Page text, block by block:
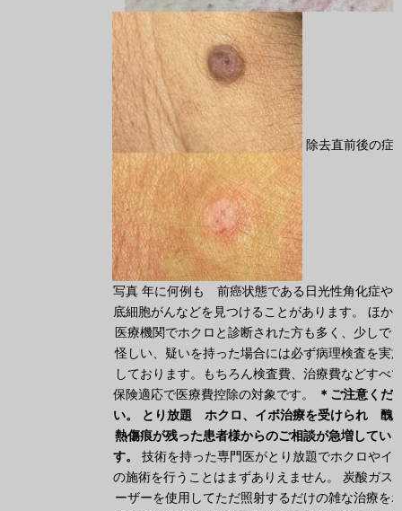
除去直前後の症
写真 年に何例も 前癌状態である日光性角化症や
底細胞がんなどを見つけることがあります。 ほか
医療機関でホクロと診断された方も多く、少しで
怪しい、疑いを持った場合には必ず病理検査を実
しております。もちろん検査費、治療費などすべ
保険適応で医療費控除の対象です。
＊ご注意くだ
い。
とり放題 ホクロ、イボ治療を受けられ 醜
熱傷痕が残った患者様からのご相談が急増してい
す。
技術を持った専門医がとり放題でホクロやイ
の施術を行うことはまずありえません。 炭酸ガス
ーザーを使用してただ照射するだけの雑な治療を